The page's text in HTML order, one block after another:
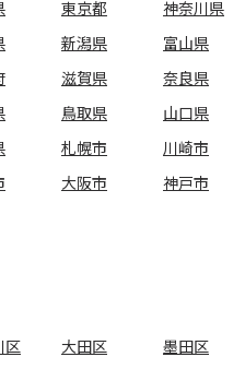
東京都 神奈川県
新潟県 富山県
滋賀県 奈良県
鳥取県 山口県
札幌市 川崎市
大阪市 神戸市
区 大田区 墨田区